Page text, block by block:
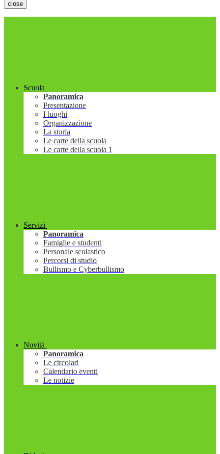
close
Scuola
Panoramica
Presentazione
I luoghi
Organizzazione
La storia
Le carte della scuola
Le carte della scuola 1
Servizi
Panoramica
Famiglie e studenti
Personale scolastico
Percorsi di studio
Bullismo e Cyberbullismo
Novità
Panoramica
Le circolari
Calendario eventi
Le notizie